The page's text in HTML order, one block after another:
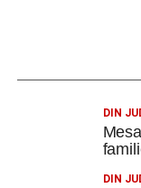
DIN
DIN